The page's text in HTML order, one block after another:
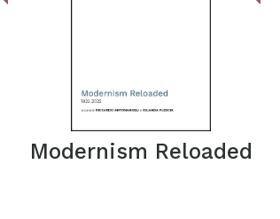
Modernism Reloaded